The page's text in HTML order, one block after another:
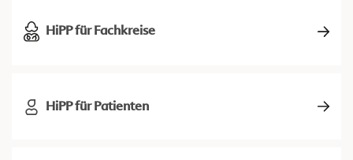
HiPP für Fachkreise
HiPP für Patienten